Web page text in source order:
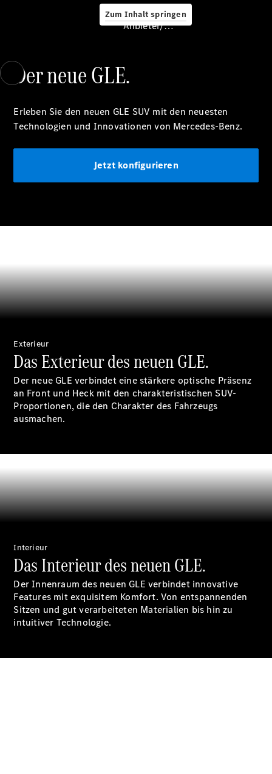
Zum Inhalt springen
Service &
Servicetermin
buchen
Digitale
Extras
Reifen
Wartung,
Reparatur
&
Übersicht
Reparatur
Service &
Garantie
Fahrzeugzubehör
Anbieter/Datenschutz
Der neue GLE.
Erleben Sie den neuen GLE SUV mit den neuesten
Technologien und Innovationen von Mercedes-Benz.
Jetzt konfigurieren
Exterieur
Das Exterieur des neuen GLE.
Der neue GLE verbindet eine stärkere optische Präsenz
an Front und Heck mit den charakteristischen SUV-
Proportionen, die den Charakter des Fahrzeugs
ausmachen.
Interieur
Das Interieur des neuen GLE.
Der Innenraum des neuen GLE verbindet innovative
Features mit exquisitem Komfort. Von entspannenden
Sitzen und gut verarbeiteten Materialien bis hin zu
intuitiver Technologie.